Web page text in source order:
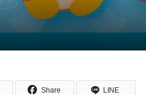
Share LINE